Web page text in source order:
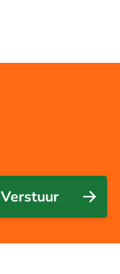
Verstuur